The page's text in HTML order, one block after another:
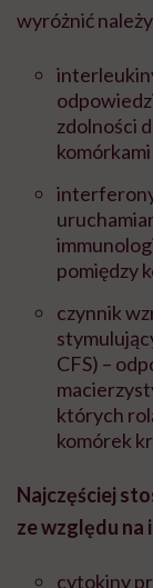
wyróżnić
zdolności
pomiędzy
czynnik
CFS) –
których
komórek
Najczęściej
ze względu na
cytokiny